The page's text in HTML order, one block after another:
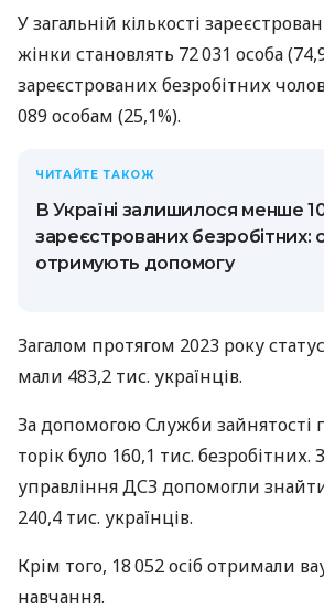
У загальній кількості
жінки становлять 72 031 особа
зареєстрованих безробітних
089 особам (25,1%).
ЧИТАЙТЕ ТАКОЖ
В Україні залишилося менше
зареєстрованих безробітних:
отримують допомогу
Загалом протягом 2023 року
мали 483,2 тис. українців.
За допомогою Служби зайнятості
торік було 160,1 тис. безробітних.
управління ДСЗ допомогли
240,4 тис. українців.
Крім того, 18 052 осіб отримали
навчання.